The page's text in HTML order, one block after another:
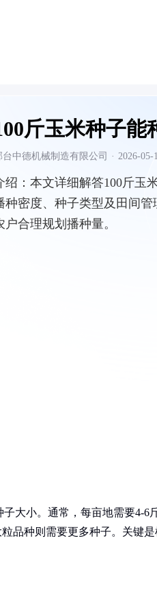
斤玉米种子能
台中德机械制造有限公司 · 2026-05-
绍： 本文详细解答100斤玉
种密度、种子类型及田间
户合理规划播种量。
大小。通常，每亩地需要4-6
品种则需要更多种子。关键